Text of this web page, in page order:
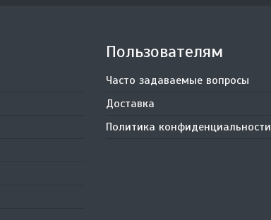
Пользователям
Часто задаваемые вопросы
Доставка
Политика конфиденциальности